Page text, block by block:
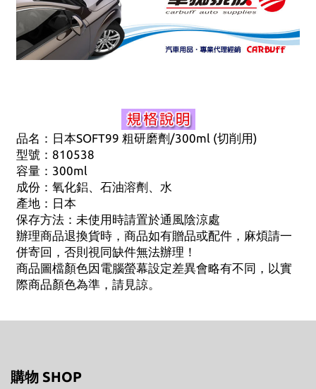
品名：日本SOFT99 粗研磨劑/300ml (切削用)
型號：810538
容量：300ml
成份：氧化鋁、石油溶劑、水
產地：日本
保存方法：未使用時請置於通風陰涼處
辦理商品退換貨時，商品如有贈品或配件，麻煩請一
併寄回，否則視同缺件無法辦理！
商品圖檔顏色因電腦螢幕設定差異會略有不同，以實
際商品顏色為準，請見諒。
購物 SHOP